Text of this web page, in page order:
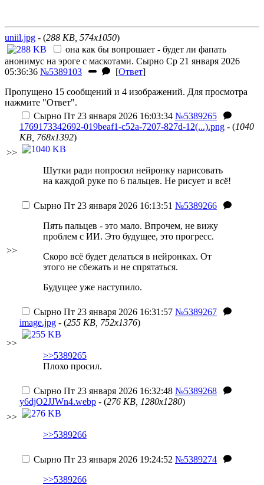
uniil.jpg - (288 KB, 574x1050)
она как бы вопрошает - будет ли фапать
анонимус на эроге с маскотами. Сырно Ср 21 января 2026
05:36:36 №5389103 [Ответ]
Пропущено 15 сообщений и 4 изображений. Для просмотра
нажмите "Ответ".
>>
Сырно Пт 23 января 2026 16:03:34 №5389265
1769173342692-019beaf1-c52a-7207-827d-12(...).png - (1040
KB, 768x1392)
Шутки ради попросил нейронку нарисовать
на каждой руке по 6 пальцев. Не рисует и всё!
>>
Сырно Пт 23 января 2026 16:13:51 №5389266
Пять пальцев - это мало. Впрочем, не вижу
проблем с ИИ. Это будущее, это прогресс.
Скоро всё будет делаться в нейронках. От
этого не сбежать и не спрятаться.
Будущее уже наступило.
>>
Сырно Пт 23 января 2026 16:31:57 №5389267
image.jpg - (255 KB, 752x1376)
>>5389265
Плохо просил.
>>
Сырно Пт 23 января 2026 16:32:48 №5389268
y6djO2JJWn4.webp - (276 KB, 1280x1280)
>>5389266
Сырно Пт 23 января 2026 19:24:52 №5389274
>>5389266